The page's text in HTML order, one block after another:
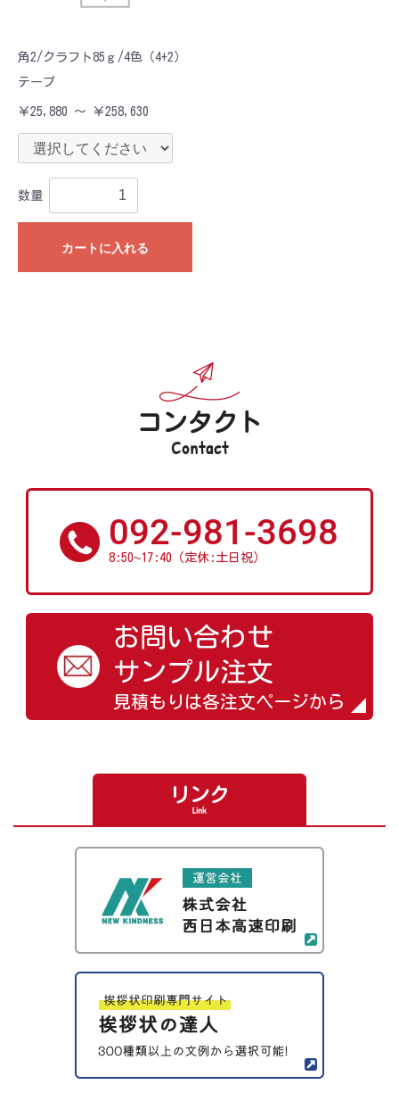
角2/クラフト85ｇ/4色（4+2）
テープ
￥25,880 ～ ￥258,630
数量
カートに入れる
コンタクト
Contact
092-981-3698
8:50~17:40（定休:土日祝）
お問い合わせ
サンプル注文
見積もりは各注文ページから
リンク
Link